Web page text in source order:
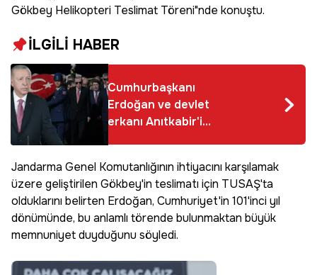
Gökbey Helikopteri Teslimat Töreni"nde konuştu.
İLGİLİ HABER
Cumhurbaşkanı
Erdoğan ve devlet
erkanı Anıtkabir'i
korumak için tedbir
alıyoruz
Jandarma Genel Komutanlığının ihtiyacını karşılamak
üzere geliştirilen Gökbey'in teslimatı için TUSAŞ'ta
olduklarını belirten Erdoğan, Cumhuriyet'in 101'inci yıl
dönümünde, bu anlamlı törende bulunmaktan büyük
memnuniyet duyduğunu söyledi.